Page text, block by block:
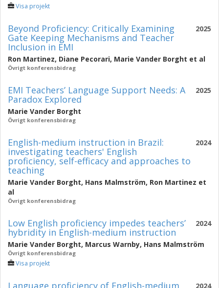
Visa projekt
2025
Beyond Proficiency: Critically Examining
Gate Keeping Mechanisms and Teacher
Inclusion in EMI
Ron Martinez, Diane Pecorari, Marie Vander Borght et al
Övrigt konferensbidrag
2025
EMI Teachers’ Language Support Needs: A
Paradox Explored
Marie Vander Borght
Övrigt konferensbidrag
2024
English-medium instruction in Brazil:
investigating teachers' English
proficiency, self-efficacy and approaches to
teaching
Marie Vander Borght, Hans Malmström, Ron Martinez et
al
Övrigt konferensbidrag
2024
Low English proficiency impedes teachers’
hybridity in English-medium instruction
Marie Vander Borght, Marcus Warnby, Hans Malmström
Övrigt konferensbidrag
Visa projekt
2024
Language proficiency of English-medium